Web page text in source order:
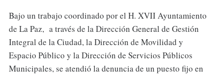
Bajo un trabajo coordinado por el H. XVII Ayuntamiento
de La Paz, a través de la Dirección General de Gestión
Integral de la Ciudad, la Dirección de Movilidad y
Espacio Público y la Dirección de Servicios Públicos
Municipales, se atendió la denuncia de un puesto fijo en